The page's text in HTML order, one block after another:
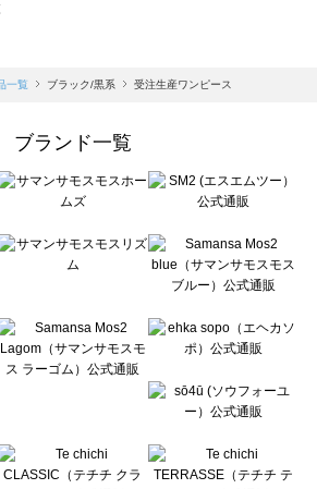
ツハルバイサマンサモスモス）の一覧
モスモス ブルー）の一覧
ラシック）の一覧
）の一覧
ルー）の一覧
一覧
一覧 ブラック/黒系 受注生産ワンピース
ブランド一覧